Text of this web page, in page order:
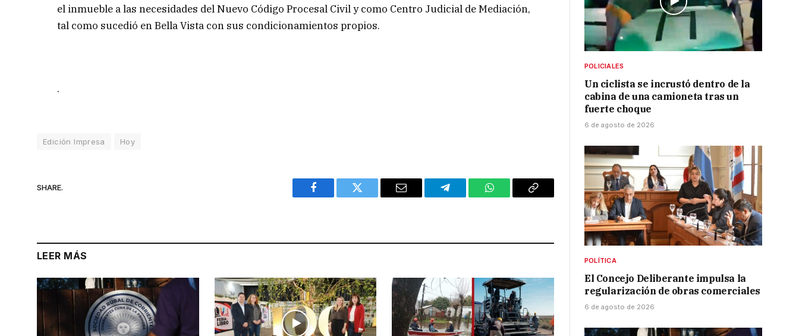
el inmueble a las necesidades del Nuevo Código Procesal Civil y como Centro Judicial de Mediación,
tal como sucedió en Bella Vista con sus condicionamientos propios.
.
Edición Impresa Hoy
SHARE.
Facebook Twitter Email Telegram WhatsAppCopy
LEER MÁS
POLICIALES
Un ciclista se incrustó dentro de la
cabina de una camioneta tras un
fuerte choque
6 de agosto de 2026
POLÍTICA
El Concejo Deliberante impulsa la
regularización de obras comerciales
6 de agosto de 2026